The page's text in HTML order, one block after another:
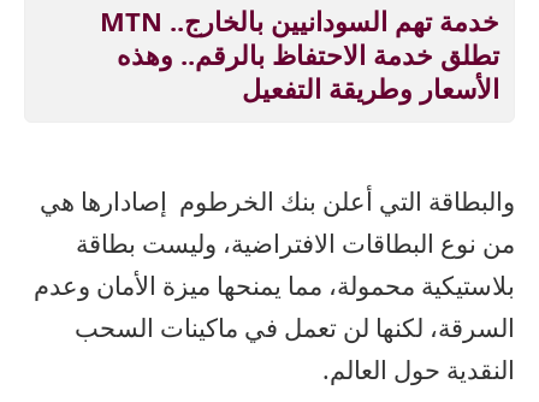
خدمة تهم السودانيين بالخارج.. MTN
تطلق خدمة الاحتفاظ بالرقم.. وهذه
الأسعار وطريقة التفعيل
والبطاقة التي أعلن بنك الخرطوم إصادارها هي
من نوع البطاقات الافتراضية، وليست بطاقة
بلاستيكية محمولة، مما يمنحها ميزة الأمان وعدم
السرقة، لكنها لن تعمل في ماكينات السحب
النقدية حول العالم.